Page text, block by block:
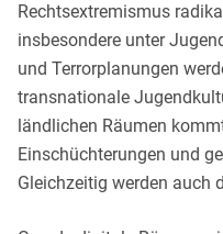
Rechtsextremismus
insbesondere unter
und Terrorplanungen
transnationale
ländlichen Räumen
Einschüchterungen und
Gleichzeitig werden auch